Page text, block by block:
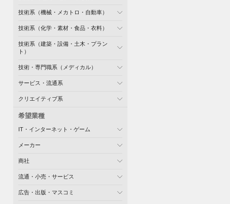
技術系（機械・メカトロ・自動車）
技術系（化学・素材・食品・衣料）
技術系（建築・設備・土木・プラン
ト）
技術・専門職系（メディカル）
サービス・流通系
クリエイティブ系
希望業種
IT・インターネット・ゲーム
メーカー
商社
流通・小売・サービス
広告・出版・マスコミ